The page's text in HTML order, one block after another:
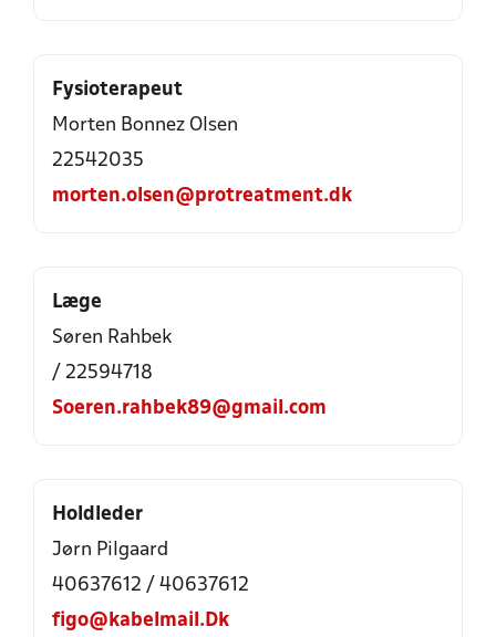
Fysioterapeut
Morten Bonnez Olsen
22542035
morten.olsen@protreatment.dk
Læge
Søren Rahbek
/ 22594718
Soeren.rahbek89@gmail.com
Holdleder
Jørn Pilgaard
40637612 / 40637612
figo@kabelmail.Dk